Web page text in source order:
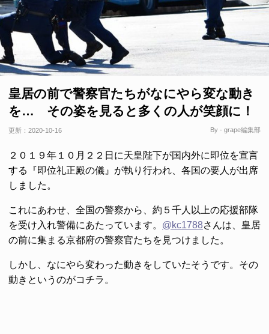
皇居の前で警察官たちがなにやら変な動き
を… その姿を見ると多くの人が笑顔に！
更新： 2020-10-16 By - grape編集部
２０１９年１０月２２日に天皇陛下が国内外に即位を宣言
する『即位礼正殿の儀』が執り行われ、各国の要人が出席
しました。
これにあわせ、全国の警察から、約５千人以上の応援部隊
を受け入れ警備にあたっています。 @kc1788さんは、皇居
の前に集まる京都府の警察官たちを見つけました。
しかし、なにやら変わった動きをしていたそうです。その
動きというのがコチラ。